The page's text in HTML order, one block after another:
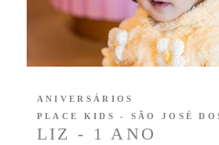
LIZ - 1 ANO
ANIVERSÁRIOS
PLACE KIDS - SÃO JOSÉ